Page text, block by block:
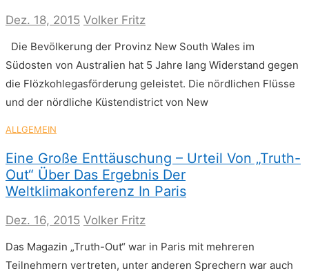
Dez. 18, 2015 Volker Fritz
Die Bevölkerung der Provinz New South Wales im
Südosten von Australien hat 5 Jahre lang Widerstand gegen
die Flözkohlegasförderung geleistet. Die nördlichen Flüsse
und der nördliche Küstendistrict von New
ALLGEMEIN
Eine Große Enttäuschung – Urteil Von „Truth-
Out“ Über Das Ergebnis Der
Weltklimakonferenz In Paris
Dez. 16, 2015 Volker Fritz
Das Magazin „Truth-Out“ war in Paris mit mehreren
Teilnehmern vertreten, unter anderen Sprechern war auch